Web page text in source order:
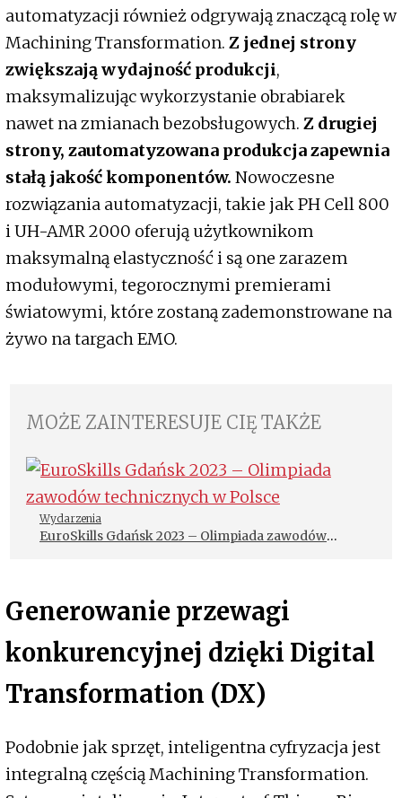
automatyzacji również odgrywają znaczącą rolę w
Machining Transformation. Z jednej strony
zwiększają wydajność produkcji,
maksymalizując wykorzystanie obrabiarek
nawet na zmianach bezobsługowych. Z drugiej
strony, zautomatyzowana produkcja zapewnia
stałą jakość komponentów. Nowoczesne
rozwiązania automatyzacji, takie jak PH Cell 800
i UH-AMR 2000 oferują użytkownikom
maksymalną elastyczność i są one zarazem
modułowymi, tegorocznymi premierami
światowymi, które zostaną zademonstrowane na
żywo na targach EMO.
MOŻE ZAINTERESUJE CIĘ TAKŻE
Wydarzenia
EuroSkills Gdańsk 2023 – Olimpiada zawodów
Generowanie przewagi
konkurencyjnej dzięki Digital
Transformation (DX)
Podobnie jak sprzęt, inteligentna cyfryzacja jest
integralną częścią Machining Transformation.